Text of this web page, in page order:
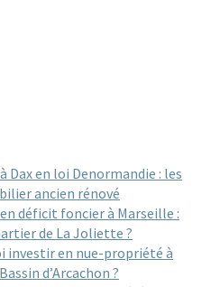
Dax en loi Denormandie : les
ancien rénové
déficit foncier à Marseille :
de La Joliette ?
investir en nue-propriété à
d’Arcachon ?